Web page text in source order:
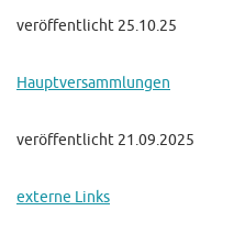
veröffentlicht 25.10.25
Hauptversammlungen
veröffentlicht 21.09.2025
externe Links